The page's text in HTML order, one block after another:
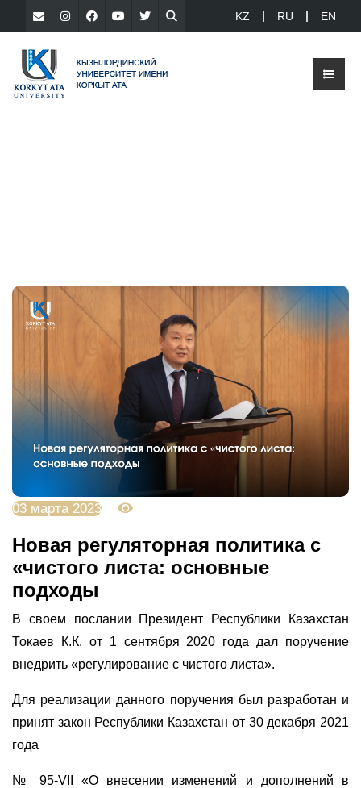
KZ RU EN
03 марта 2023
Новая регуляторная политика с
«чистого листа: основные
подходы
В своем послании Президент Республики Казахстан
Токаев К.К. от 1 сентября 2020 года дал поручение
внедрить «регулирование с чистого листа».
Для реализации данного поручения был разработан и
принят закон Республики Казахстан от 30 декабря 2021
года
№ 95-VII «О внесении изменений и дополнений в